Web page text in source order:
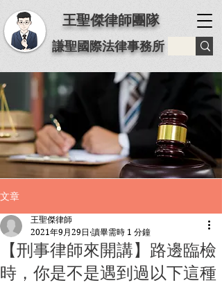
王聖傑律師團隊
謙聖國際法律事務所
文章
【刑事律師來開講】路邊臨檢
時，你是不是遇到過以下這種
王聖傑律師
2021年9月29日 讀畢需時 1 分鐘